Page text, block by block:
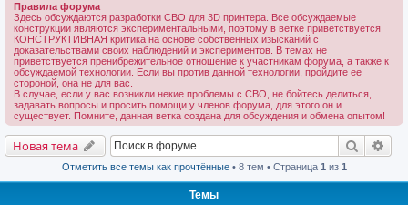
Правила форума
Здесь обсуждаются разработки СВО для 3D принтера. Все обсуждаемые
конструкции являются экспериментальными, поэтому в ветке приветствуется
КОНСТРУКТИВНАЯ критика на основе собственных изысканий с
доказательствами своих наблюдений и экспериментов. В темах не
приветствуется пренибрежительное отношение к участникам форума, а также к
обсуждаемой технологии. Если вы против данной технологии, пройдите ее
стороной, она не для вас.
В случае, если у вас возникли некие проблемы с СВО, не бойтесь делиться,
задавать вопросы и просить помощи у членов форума, для этого он и
существует. Помните, данная ветка создана для обсуждения и обмена опытом!
Новая тема Поиск
Отметить все темы как прочтённые• 8 тем • Страница 1 из 1
Темы